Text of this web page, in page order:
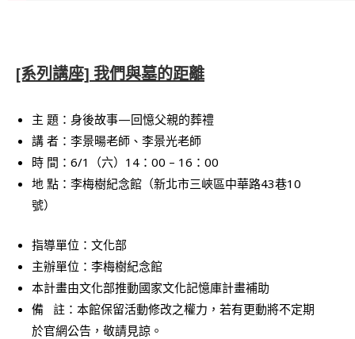
[系列講座] 我們與墓的距離
主 題：身後故事—回憶父親的葬禮
講 者：李景暘老師、李景光老師
時 間：6/1（六）14：00 – 16：00
地 點：李梅樹紀念館（新北市三峽區中華路43巷10
號）
指導單位：文化部
主辦單位：李梅樹紀念館
本計畫由文化部推動國家文化記憶庫計畫補助
備 註：本館保留活動修改之權力，若有更動將不定期
於官網公告，敬請見諒。